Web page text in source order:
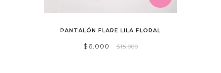
PANTALÓN FLARE LILA FLORAL
$6.000 $15.000